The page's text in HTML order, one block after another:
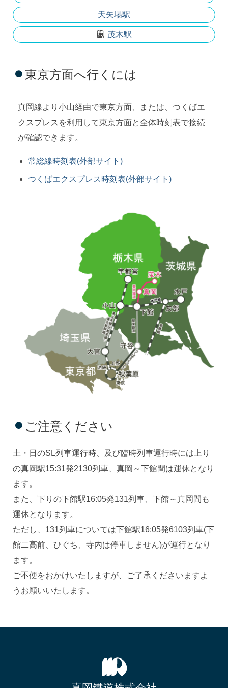
天矢場駅
茂木駅
東京方面へ行くには
真岡線より小山経由で東京方面、または、つくばエ
クスプレスを利用して東京方面と全体時刻表で接続
が確認できます。
常総線時刻表(外部サイト)
つくばエクスプレス時刻表(外部サイト)
ご注意ください
土・日のSL列車運行時、及び臨時列車運行時には上り
の真岡駅15:31発2130列車、真岡～下館間は運休となり
ます。
また、下りの下館駅16:05発131列車、下館～真岡間も
運休となります。
ただし、131列車については下館駅16:05発6103列車(下
館二高前、ひぐち、寺内は停車しません)が運行となり
ます。
ご不便をおかけいたしますが、ご了承くださいますよ
うお願いいたします。